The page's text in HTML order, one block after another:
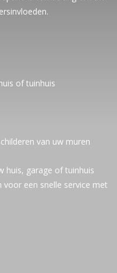
of tuinhuis
van uw muren
huis, garage of tuinhuis
een snelle service met